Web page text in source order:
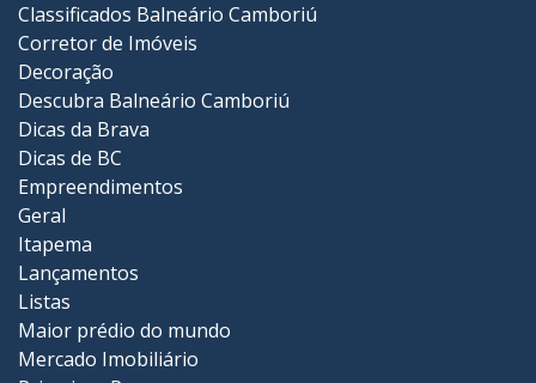
Classificados Balneário Camboriú
Corretor de Imóveis
Decoração
Descubra Balneário Camboriú
Dicas da Brava
Dicas de BC
Empreendimentos
Geral
Itapema
Lançamentos
Listas
Maior prédio do mundo
Mercado Imobiliário